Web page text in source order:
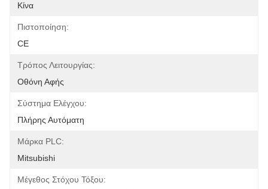
Κίνα
Πιστοποίηση:
CE
Τρόπος Λειτουργίας:
Οθόνη Αφής
Σύστημα Ελέγχου:
Πλήρης Αυτόματη
Μάρκα PLC:
Mitsubishi
Μέγεθος Στόχου Τόξου: